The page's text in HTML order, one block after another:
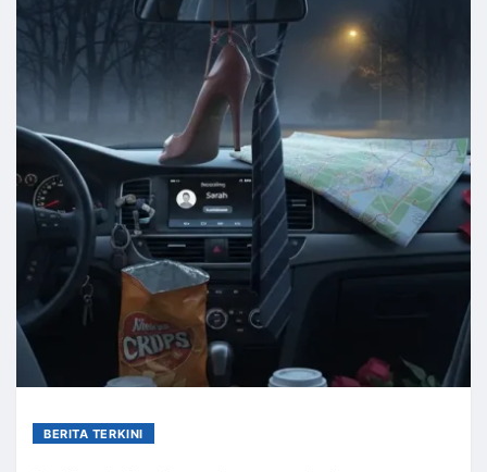
BERITA TERKINI